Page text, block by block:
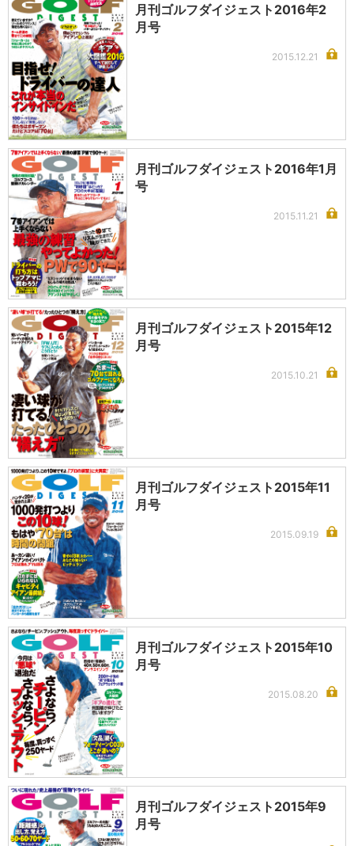
月刊ゴルフダイジェスト2016年2
月号
2015.12.21
月刊ゴルフダイジェスト2016年1月
号
2015.11.21
月刊ゴルフダイジェスト2015年12
月号
2015.10.21
月刊ゴルフダイジェスト2015年11
月号
2015.09.19
月刊ゴルフダイジェスト2015年10
月号
2015.08.20
月刊ゴルフダイジェスト2015年9
月号